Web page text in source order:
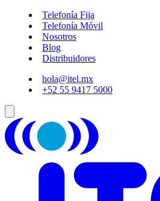
Telefonía Fija
Telefonía Móvil
Nosotros
Blog
Distribuidores
hola@itel.mx
+52 55 9417 5000